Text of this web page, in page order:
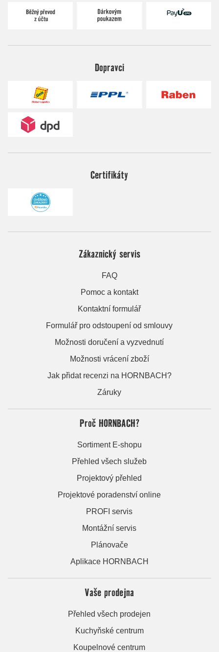
Dopravci
Certifikáty
Zákaznický servis
FAQ
Pomoc a kontakt
Kontaktní formulář
Formulář pro odstoupení od smlouvy
Možnosti doručení a vyzvednutí
Možnosti vrácení zboží
Jak přidat recenzi na HORNBACH?
Záruky
Proč HORNBACH?
Sortiment E-shopu
Přehled všech služeb
Projektový přehled
Projektové poradenství online
PROFI servis
Montážní servis
Plánovače
Aplikace HORNBACH
Vaše prodejna
Přehled všech prodejen
Kuchyňské centrum
Koupelnové centrum